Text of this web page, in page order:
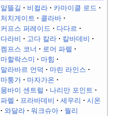
알뜰길 비컬라
카마이클 로드
처치게이트
콜라바
커프스 퍼레이드
다다르
다라비
고다 칼라
칼바데비
켐프스 코너
로어 파렐
마할락스미
마힘
말라바르 언덕
마린 라인스
마퉁가
마자가온
뭄바이 센트럴
나리만 포인트
파렐
프라바데비 세우리
시온
와달라
워크슈아 월리